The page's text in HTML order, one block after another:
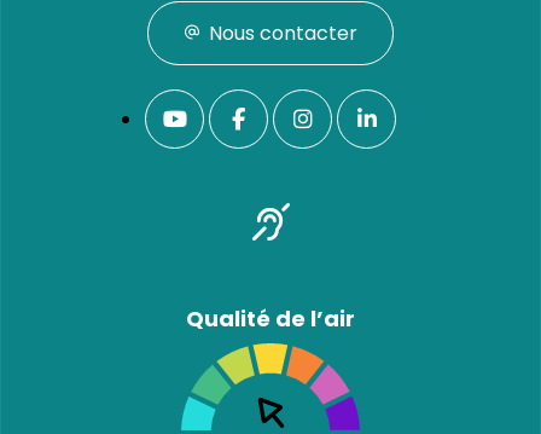
Nous contacter
Qualité de l’air